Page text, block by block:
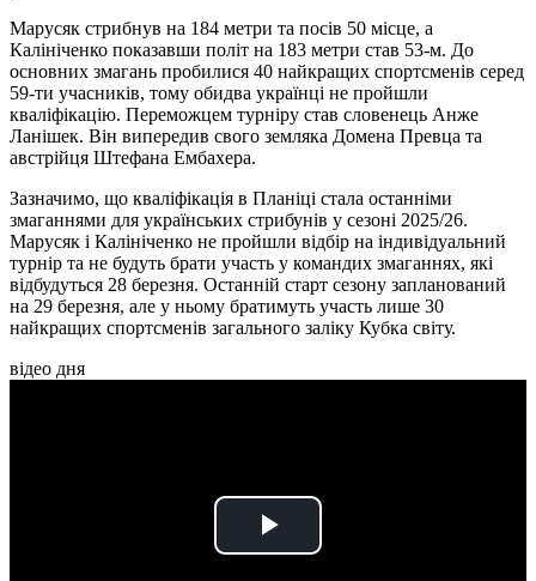
Марусяк стрибнув на 184 метри та посів 50 місце, а
Калініченко показавши політ на 183 метри став 53-м. До
основних змагань пробилися 40 найкращих спортсменів серед
59-ти учасників, тому обидва українці не пройшли
кваліфікацію. Переможцем турніру став словенець Анже
Ланішек. Він випередив свого земляка Домена Превца та
австрійця Штефана Ембахера.
Зазначимо, що кваліфікація в Планіці стала останніми
змаганнями для українських стрибунів у сезоні 2025/26.
Марусяк і Калініченко не пройшли відбір на індивідуальний
турнір та не будуть брати участь у командих змаганнях, які
відбудуться 28 березня. Останній старт сезону запланований
на 29 березня, але у ньому братимуть участь лише 30
найкращих спортсменів загального заліку Кубка світу.
відео дня
Play